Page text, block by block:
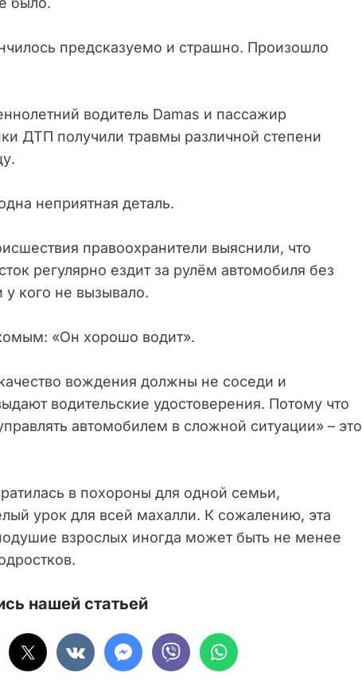
предсказуемо и страшно. Произошло
водитель Damas и пассажир
ДТП получили травмы различной степени
неприятная деталь.
правоохранители выяснили, что
регулярно ездит за рулём автомобиля без
у кого не вызывало.
«Он хорошо водит».
вождения должны не соседи и
водительские удостоверения. Потому что
автомобилем в сложной ситуации» – это
в похороны для одной семьи,
урок для всей махалли. К сожалению, эта
взрослых иногда может быть не менее
нашей статьей